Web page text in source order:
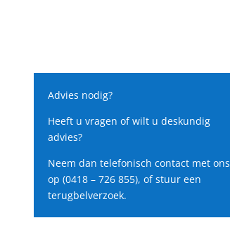
Advies nodig?
Heeft u vragen of wilt u deskundig
advies?
Neem dan telefonisch contact met ons
op (0418 – 726 855), of stuur een
terugbelverzoek.